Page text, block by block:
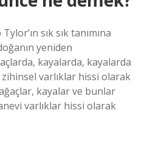
sık sık tanımına
yeniden
kayalarda, kayalarda
varlıklar hissi olarak
kayalar ve bunlar
varlıklar hissi olarak